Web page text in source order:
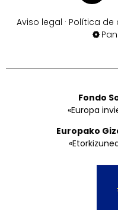
Aviso legal · Política de
Fondo
«Europa
Europako